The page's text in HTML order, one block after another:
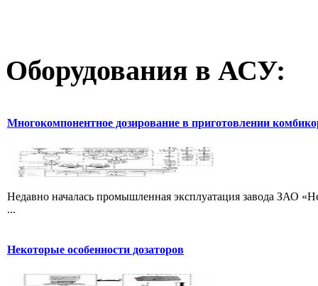
Оборудования в АСУ:
Многокомпонентное дозирование в приготовлении
Недавно началась промышленная эксплуатация завода ЗАО
...
Некоторые особенности дозаторов